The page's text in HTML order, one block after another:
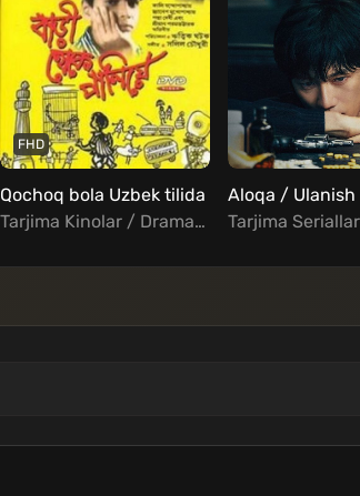
FHD
Qochoq bola Uzbek tilida
Tarjima Kinolar / Drama / Hind Kinolar Uzbek Tilida